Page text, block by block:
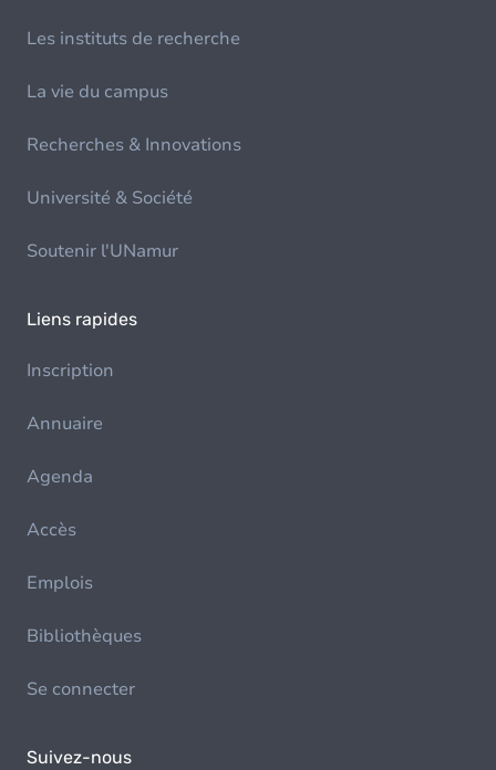
Les instituts de recherche
La vie du campus
Recherches & Innovations
Université & Société
Soutenir l'UNamur
Liens rapides
Inscription
Annuaire
Agenda
Accès
Emplois
Bibliothèques
Se connecter
Suivez-nous